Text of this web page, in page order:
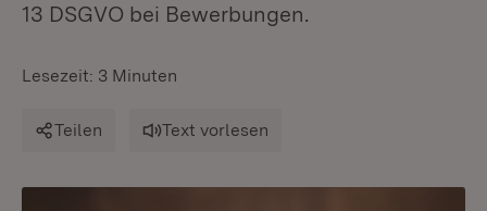
13 DSGVO bei Bewerbungen.
Lesezeit: 3 Minuten
Teilen Text vorlesen